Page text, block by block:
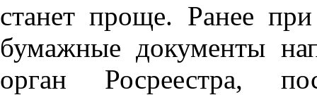
станет проще. Ранее
бумажные документы
орган Росреестра,